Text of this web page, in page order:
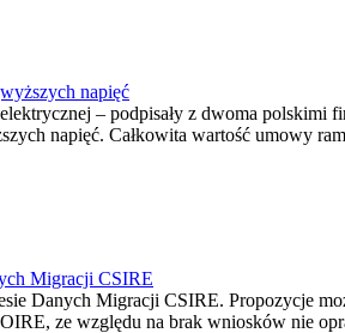
napięć
– podpisały z dwoma
napięć. Całkowita wartość umowy
Migracji CSIRE
Danych Migracji CSIRE. Propozycje
ze względu na brak wniosków nie